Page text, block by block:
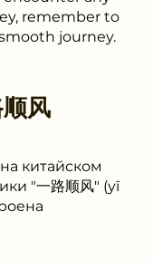
remember to
journey.
风
китайском
"一路顺风" (yī